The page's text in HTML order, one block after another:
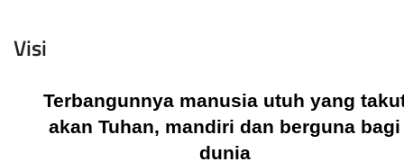
Visi
Terbangunnya manusia utuh yang
akan Tuhan, mandiri dan berguna bagi